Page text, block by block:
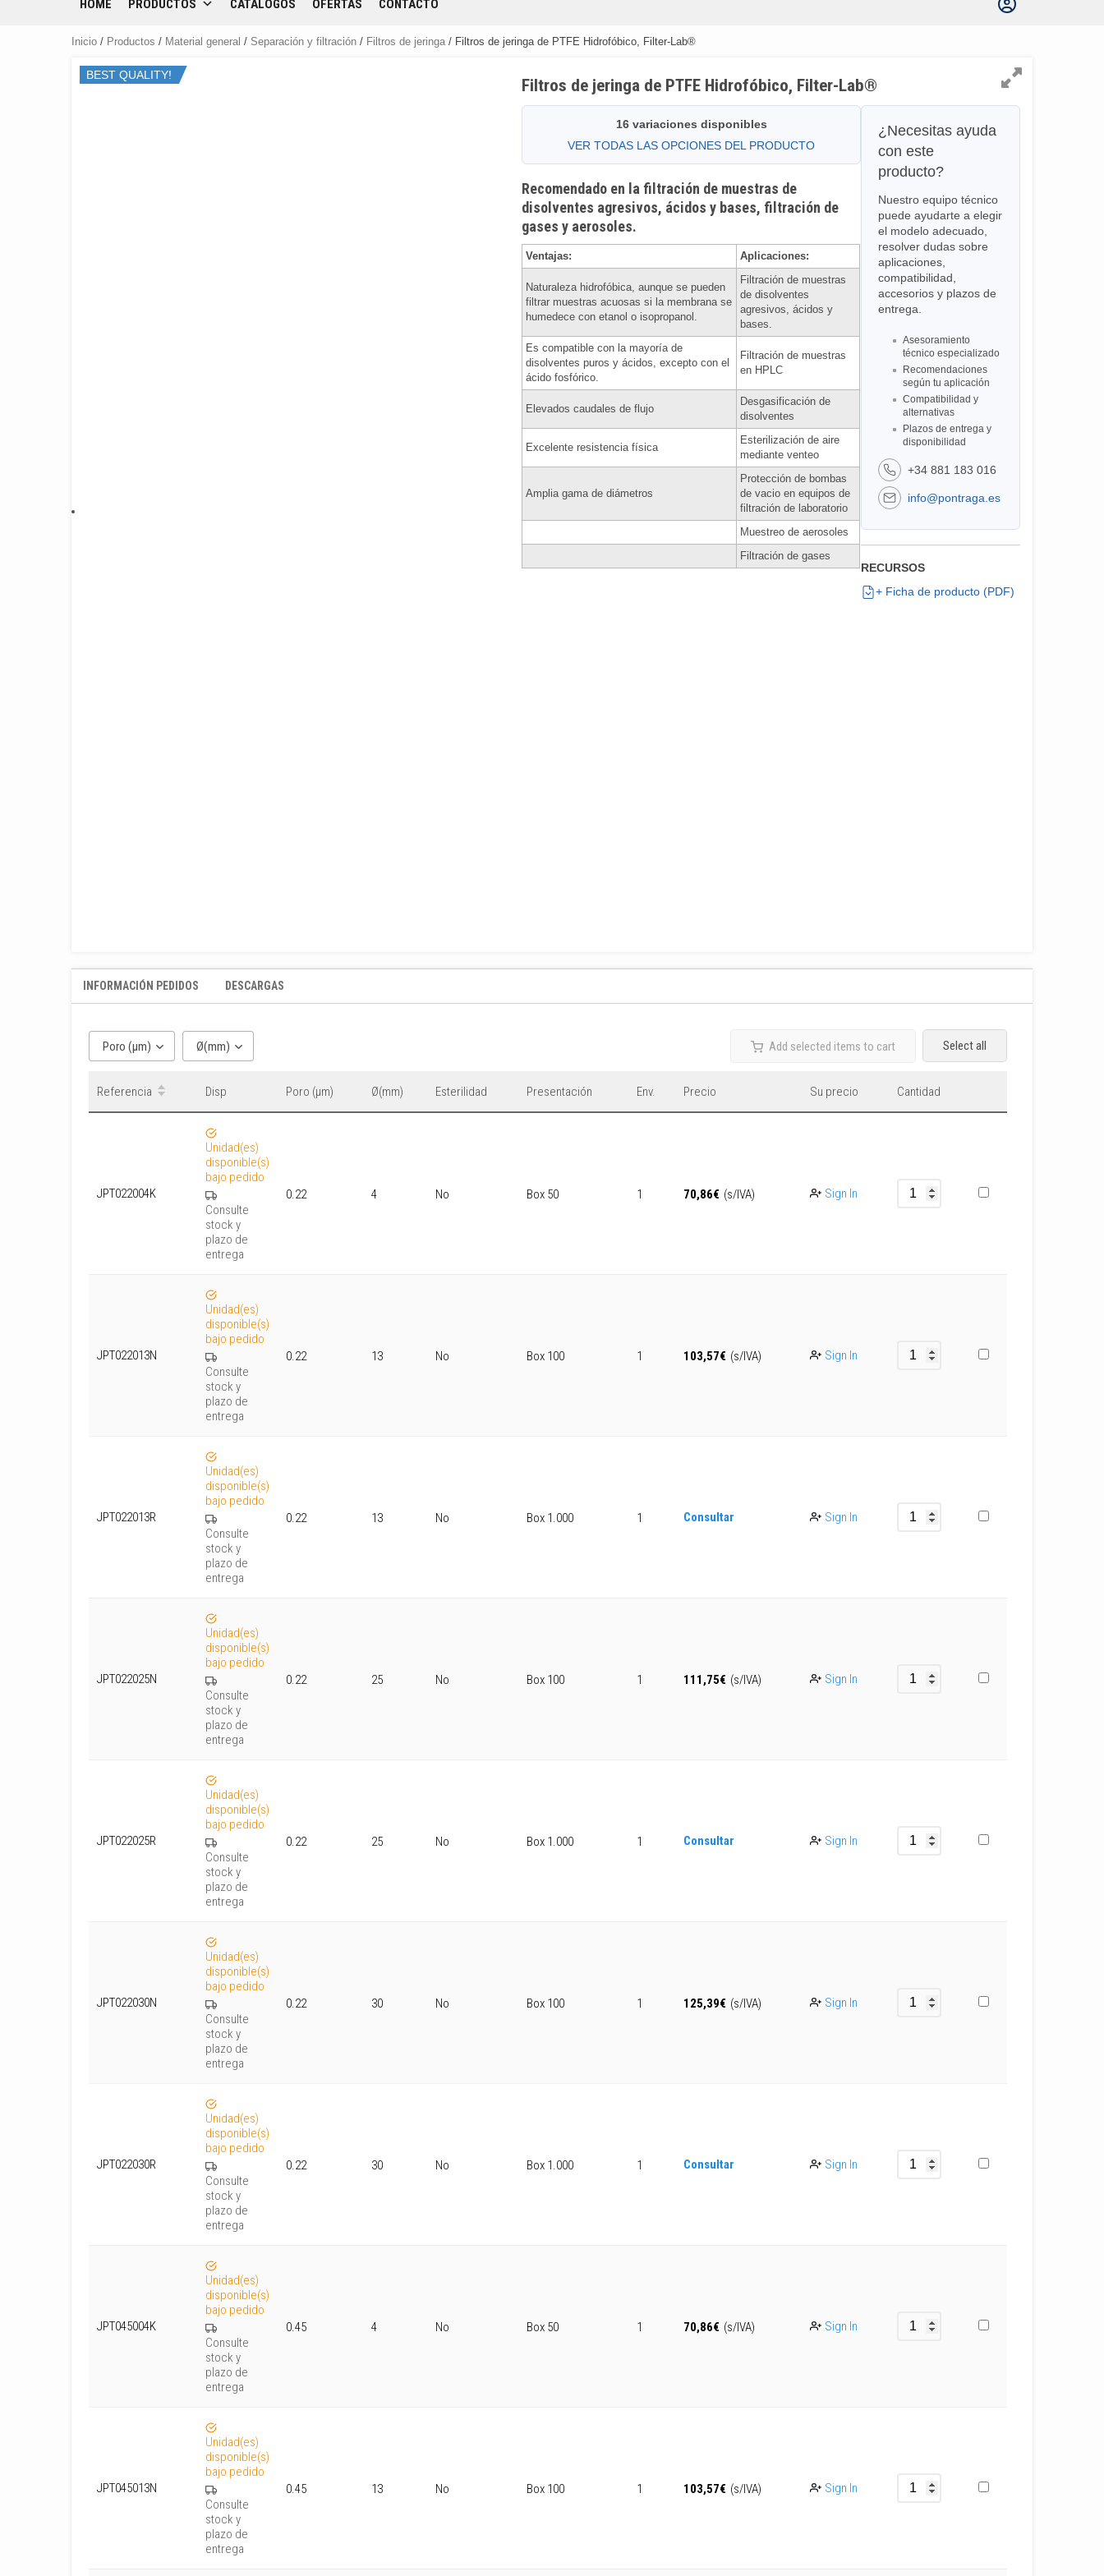
HOME PRODUCTOS CATÁLOGOS OFERTAS CONTACTO
Inicio / Productos / Material general / Separación y filtración / Filtros de jeringa / Filtros de jeringa de PTFE Hidrofóbico, Filter-Lab®
BEST QUALITY!
Filtros de jeringa de PTFE Hidrofóbico, Filter-Lab®
16 variaciones disponibles
VER TODAS LAS OPCIONES DEL PRODUCTO
Recomendado en la filtración de muestras de
disolventes agresivos, ácidos y bases, filtración de
gases y aerosoles.
Ventajas: Aplicaciones:
Naturaleza hidrofóbica, aunque se pueden
filtrar muestras acuosas si la membrana se
humedece con etanol o isopropanol.
Filtración de muestras
de disolventes
agresivos, ácidos y
bases.
Es compatible con la mayoría de
disolventes puros y ácidos, excepto con el
ácido fosfórico.
Filtración de muestras
en HPLC
Elevados caudales de flujo
Desgasificación de
disolventes
Excelente resistencia física
Esterilización de aire
mediante venteo
Amplia gama de diámetros
Protección de bombas
de vacio en equipos de
filtración de laboratorio
Muestreo de aerosoles
Filtración de gases
¿Necesitas ayuda
con este
producto?
Nuestro equipo técnico
puede ayudarte a elegir
el modelo adecuado,
resolver dudas sobre
aplicaciones,
compatibilidad,
accesorios y plazos de
entrega.
Asesoramiento
técnico especializado
Recomendaciones
según tu aplicación
Compatibilidad y
alternativas
Plazos de entrega y
disponibilidad
+34 881 183 016
info@pontraga.es
RECURSOS
+ Ficha de producto (PDF)
INFORMACIÓN PEDIDOS DESCARGAS
Poro (μm) Ø(mm) Add selected items to cart Select all
Referencia Disp Poro (μm) Ø(mm) Esterilidad Presentación Env. Precio Su precio Cantidad
JPT022004K
Unidad(es)
disponible(s)
bajo pedido
Consulte
stock y
plazo de
entrega
0.22 4 No Box 50 1 70,86€ (s/IVA) Sign In
JPT022013N
Unidad(es)
disponible(s)
bajo pedido
Consulte
stock y
plazo de
entrega
0.22 13 No Box 100 1 103,57€ (s/IVA) Sign In
JPT022013R
Unidad(es)
disponible(s)
bajo pedido
Consulte
stock y
plazo de
entrega
0.22 13 No Box 1.000 1 Consultar Sign In
JPT022025N
Unidad(es)
disponible(s)
bajo pedido
Consulte
stock y
plazo de
entrega
0.22 25 No Box 100 1 111,75€ (s/IVA) Sign In
JPT022025R
Unidad(es)
disponible(s)
bajo pedido
Consulte
stock y
plazo de
entrega
0.22 25 No Box 1.000 1 Consultar Sign In
JPT022030N
Unidad(es)
disponible(s)
bajo pedido
Consulte
stock y
plazo de
entrega
0.22 30 No Box 100 1 125,39€ (s/IVA) Sign In
JPT022030R
Unidad(es)
disponible(s)
bajo pedido
Consulte
stock y
plazo de
entrega
0.22 30 No Box 1.000 1 Consultar Sign In
JPT045004K
Unidad(es)
disponible(s)
bajo pedido
Consulte
stock y
plazo de
entrega
0.45 4 No Box 50 1 70,86€ (s/IVA) Sign In
JPT045013N
Unidad(es)
disponible(s)
bajo pedido
Consulte
stock y
plazo de
entrega
0.45 13 No Box 100 1 103,57€ (s/IVA) Sign In